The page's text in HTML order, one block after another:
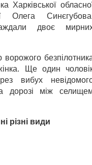
Харківської
Олега
двоє
ворожого
Ще один
вибух
дорозі між
різні види